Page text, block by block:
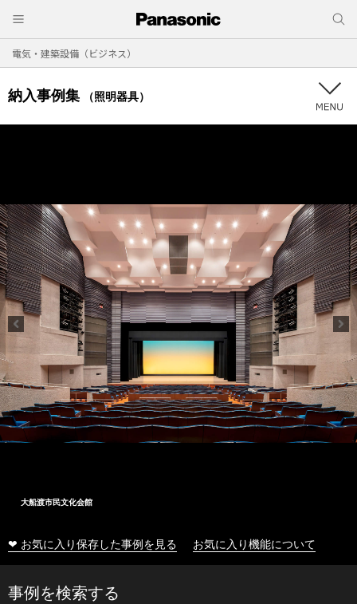
電気・建築設備（ビジネス）
納入事例集 （照明器具）
大船渡市民文化会館
❤ お気に入り保存した事例を見る お気に入り機能について
事例を検索する